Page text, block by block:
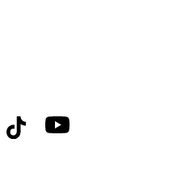
Tiktok YouTube